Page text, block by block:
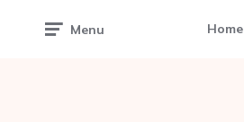
Menu Home